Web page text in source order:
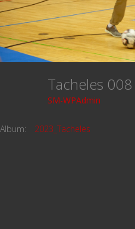
Tacheles 008
SM-WPAdmin
Album: 2023_Tacheles